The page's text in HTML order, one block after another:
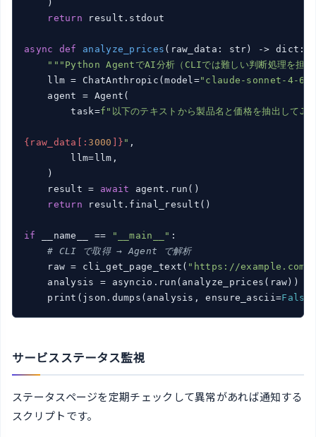
    )
return result.stdout
async def analyze_prices (raw_data: str)
-> dict:
"""Python AgentでAI分析（CLIでは難しい判断処理を担
    llm = ChatAnthropic(model=
"claude-sonnet-4-6"
    agent = Agent(
        task=
f"以下のテキストから製品名と価格を抽出して
{raw_data[: 3000 ]} " ,
        llm=llm,
    )
    result =
await agent.run()
return result.final_result()
if __name__ == "__main__" :
# CLI で取得 → Agent で解析
    raw = cli_get_page_text(
"https://example.com/
    analysis = asyncio.run(analyze_prices(raw))
    print(json.dumps(analysis, ensure_ascii=
False
サービスステータス監視
ステータスページを定期チェックして異常があれば通知する
スクリプトです。